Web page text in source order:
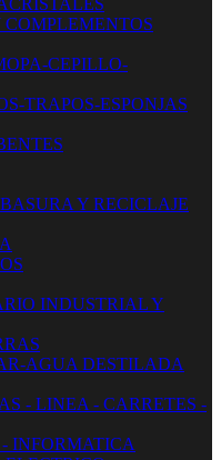
COMPLEMENTOS
CEPILLO-
TRAPOS-ESPONJAS
Y RECICLAJE
INDUSTRIAL Y
AGUA DESTILADA
- LINEA - CARRETES -
INFORMATICA